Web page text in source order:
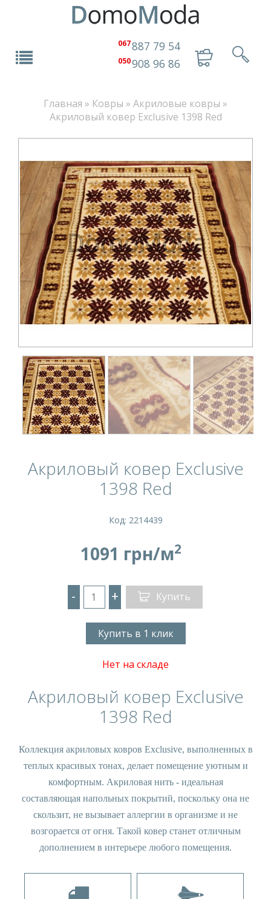
067887 79 54
050908 96 86
Главная » Ковры » Акриловые ковры »
Акриловый ковер Exclusive 1398 Red
Акриловый ковер Exclusive
1398 Red
Код: 2214439
1091 грн/м2
- + Купить
Купить в 1 клик
Нет на складе
Акриловый ковер Exclusive
1398 Red
Коллекция акриловых ковров Exclusive, выполненных в
теплых красивых тонах, делает помещение уютным и
комфортным. Акриловая нить - идеальная
составляющая напольных покрытий, поскольку она не
скользит, не вызывает аллергии в организме и не
возгорается от огня. Такой ковер станет отличным
дополнением в интерьере любого помещения.